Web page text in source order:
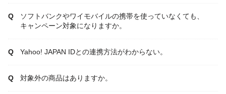
ソフトバンクやワイモバイルの携帯を使っていなくても、
キャンペーン対象になりますか。
Yahoo! JAPAN IDとの連携方法がわからない。
対象外の商品はありますか。